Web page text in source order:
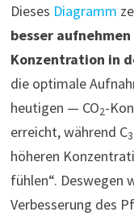
Dieses Diagramm
besser
Konzentration in
die optimale
heutigen — CO2-
erreicht, während C3
höheren
fühlen“. Deswegen
Verbesserung des